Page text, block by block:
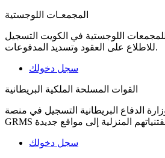
المجمعـات اللوجستية
للمجمعات اللوجستية في الكويت التسجيل
للاطلاع على العقود وتسديد المدفوعات.
سجل دخولك
القوات المسلحة الملكية البريطانية
الدفاع البريطانية التسجيل في منصة
سجل دخولك